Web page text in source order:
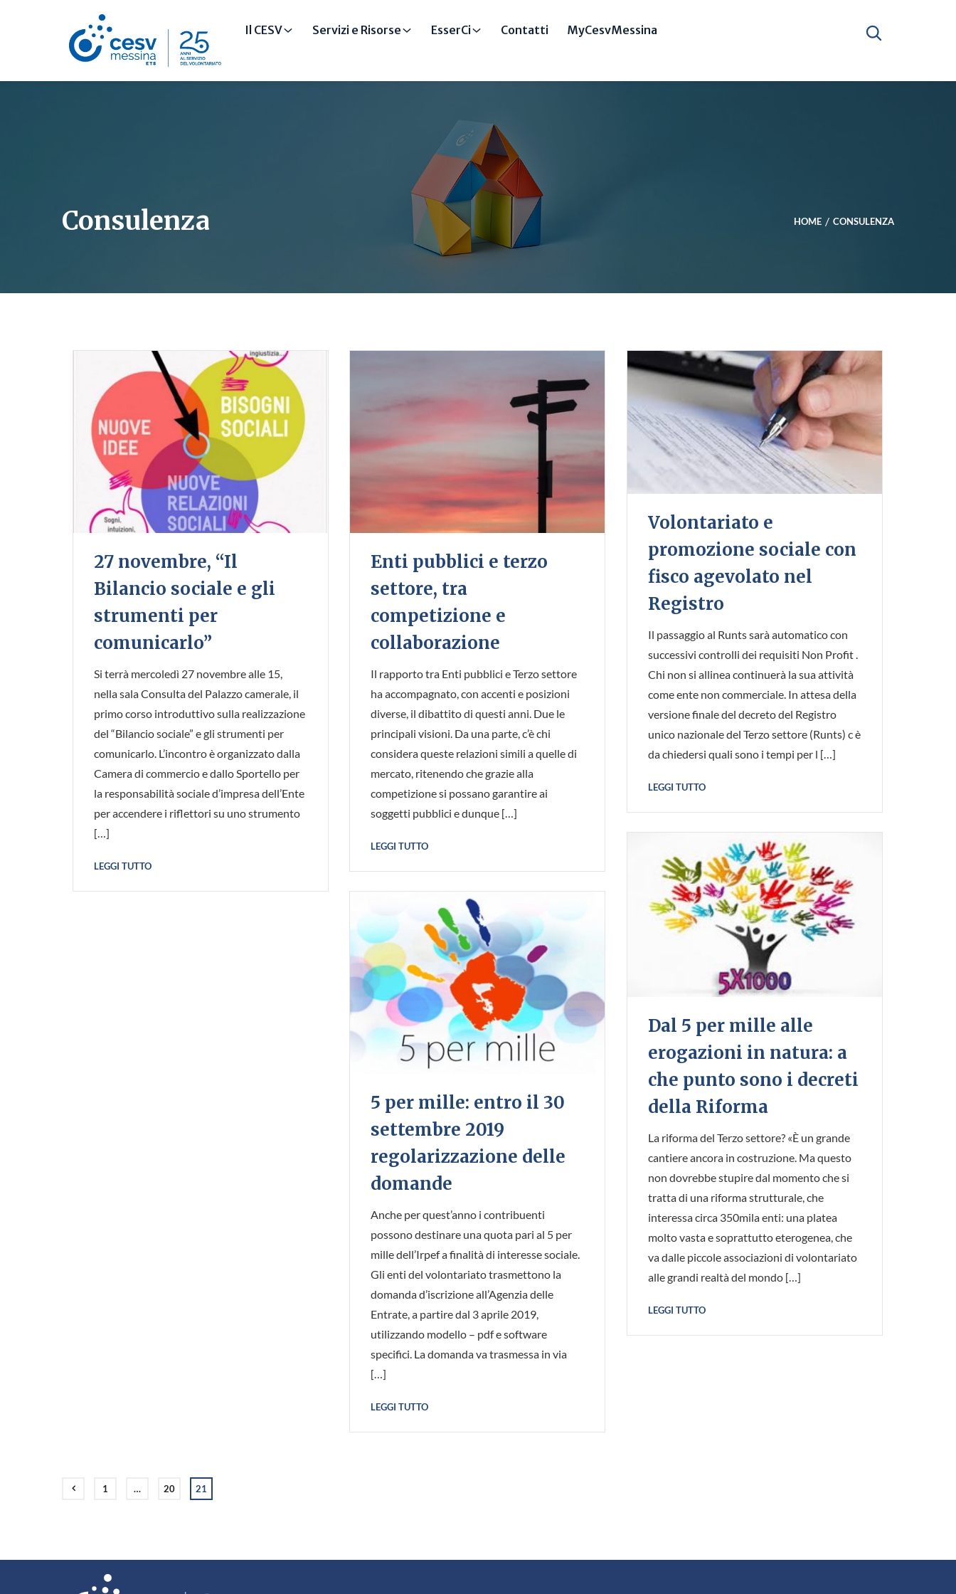
Il CESV Servizi e Risorse EsserCi Contatti MyCesvMessina
Consulenza HOME CONSULENZA
27 novembre, “Il
Bilancio sociale e gli
strumenti per
comunicarlo”
Si terrà mercoledì 27 novembre alle 15,
nella sala Consulta del Palazzo camerale, il
primo corso introduttivo sulla realizzazione
del “Bilancio sociale” e gli strumenti per
comunicarlo. L’incontro è organizzato dalla
Camera di commercio e dallo Sportello per
la responsabilità sociale d’impresa dell’Ente
per accendere i riflettori su uno strumento
[…]
LEGGI TUTTO
Enti pubblici e terzo
settore, tra
competizione e
collaborazione
Il rapporto tra Enti pubblici e Terzo settore
ha accompagnato, con accenti e posizioni
diverse, il dibattito di questi anni. Due le
principali visioni. Da una parte, c’è chi
considera queste relazioni simili a quelle di
mercato, ritenendo che grazie alla
competizione si possano garantire ai
soggetti pubblici e dunque […]
LEGGI TUTTO
Volontariato e
promozione sociale con
fisco agevolato nel
Registro
Il passaggio al Runts sarà automatico con
successivi controlli dei requisiti Non Profit .
Chi non si allinea continuerà la sua attività
come ente non commerciale. In attesa della
versione finale del decreto del Registro
unico nazionale del Terzo settore (Runts) c è
da chiedersi quali sono i tempi per l […]
LEGGI TUTTO
Dal 5 per mille alle
erogazioni in natura: a
che punto sono i decreti
della Riforma
La riforma del Terzo settore? «È un grande
cantiere ancora in costruzione. Ma questo
non dovrebbe stupire dal momento che si
tratta di una riforma strutturale, che
interessa circa 350mila enti: una platea
molto vasta e soprattutto eterogenea, che
va dalle piccole associazioni di volontariato
alle grandi realtà del mondo […]
LEGGI TUTTO
5 per mille: entro il 30
settembre 2019
regolarizzazione delle
domande
Anche per quest’anno i contribuenti
possono destinare una quota pari al 5 per
mille dell’Irpef a finalità di interesse sociale.
Gli enti del volontariato trasmettono la
domanda d’iscrizione all’Agenzia delle
Entrate, a partire dal 3 aprile 2019,
utilizzando modello – pdf e software
specifici. La domanda va trasmessa in via
[…]
LEGGI TUTTO
1 … 20 21